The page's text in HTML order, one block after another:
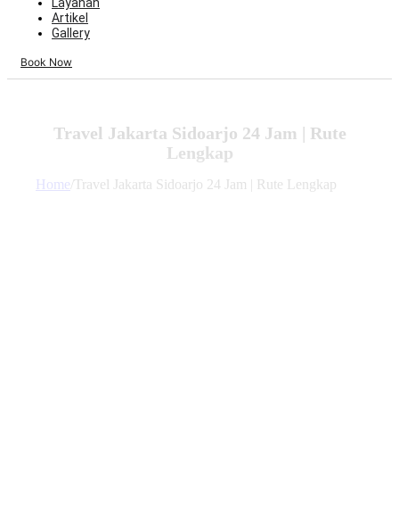
Artikel
Gallery
Book Now
Travel Jakarta Sidoarjo 24 Jam | Rute
Lengkap
Home Travel Jakarta Sidoarjo 24 Jam | Rute Lengkap